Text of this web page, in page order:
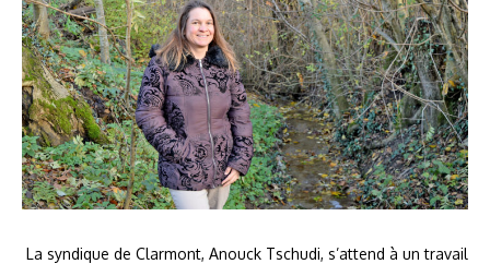
La syndique de Clarmont, Anouck Tschudi, s’attend à un travail